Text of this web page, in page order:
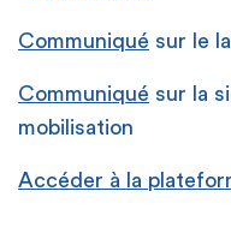
Communiqué sur le
Communiqué sur la
mobilisation
Accéder à la